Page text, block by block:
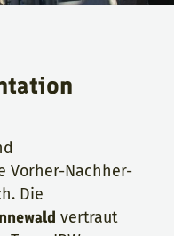
Vorher-Nachher-
Die
vertraut